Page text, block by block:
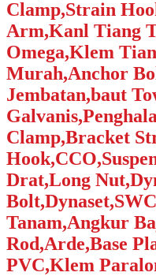
Clamp,Strain
Arm,Kanl Tiang
Omega,Klem
Murah,Anchor
Jembatan,baut
Clamp,Bracket
Drat,Long
Tanam,Angkur
Rod,Arde,Base
PVC,Klem